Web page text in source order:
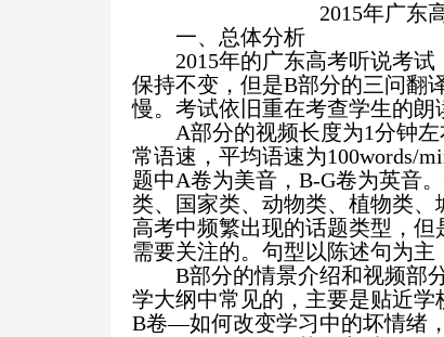
2015年广东
一、总体分析
2015年的广东高考听说考
保持不变，但是B部分的三问翻
慢。考试依旧重在考查学生的朗
A部分的视频长度为1分钟
常语速，平均语速为100words/
题中A卷为美音， B-G卷为英音
类、国家类、动物类、植物类
高考中频繁出现的话题类型，但
需要关注的。句型以陈述句为
B部分的情景介绍和视频部
学大纲中常见的，主要是贴近
B卷—如何改变学习中的坏情绪，